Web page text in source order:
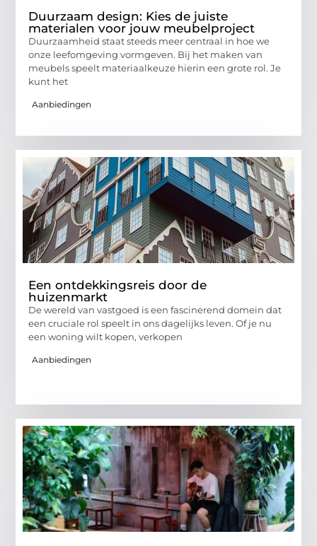
Duurzaam design: Kies de juiste
materialen voor jouw meubelproject
Duurzaamheid staat steeds meer centraal in hoe we
onze leefomgeving vormgeven. Bij het maken van
meubels speelt materiaalkeuze hierin een grote rol. Je
kunt het
Aanbiedingen
Een ontdekkingsreis door de
huizenmarkt
De wereld van vastgoed is een fascinerend domein dat
een cruciale rol speelt in ons dagelijks leven. Of je nu
een woning wilt kopen, verkopen
Aanbiedingen